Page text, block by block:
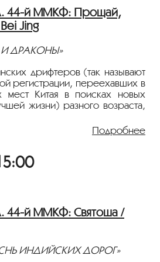
на языке оригинала с
й ММКФ: Прощай,
Jing
И ДРАКОНЫ»
дрифтеров (так называют
регистрации, переехавших в
мест Китая в поисках новых
жизни) разного возраста,
Сюй Чжэн, Бай Юнчэн, Хай
на языке оригинала с
Подробнее
й ММКФ: Святоша /
ИНДИЙСКИХ ДОРОГ»